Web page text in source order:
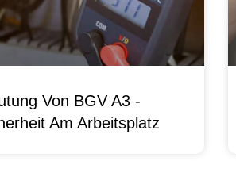
Von BGV A3 -
Am Arbeitsplatz